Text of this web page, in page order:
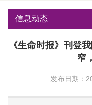
信息动态
《生命时报》刊登
窄
发布日期：